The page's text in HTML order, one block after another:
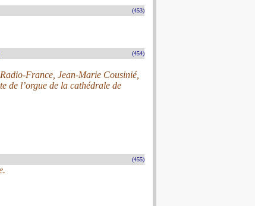
(453)
(454)
France, Jean-Marie Cousinié,
de l’orgue de la cathédrale de
(455)